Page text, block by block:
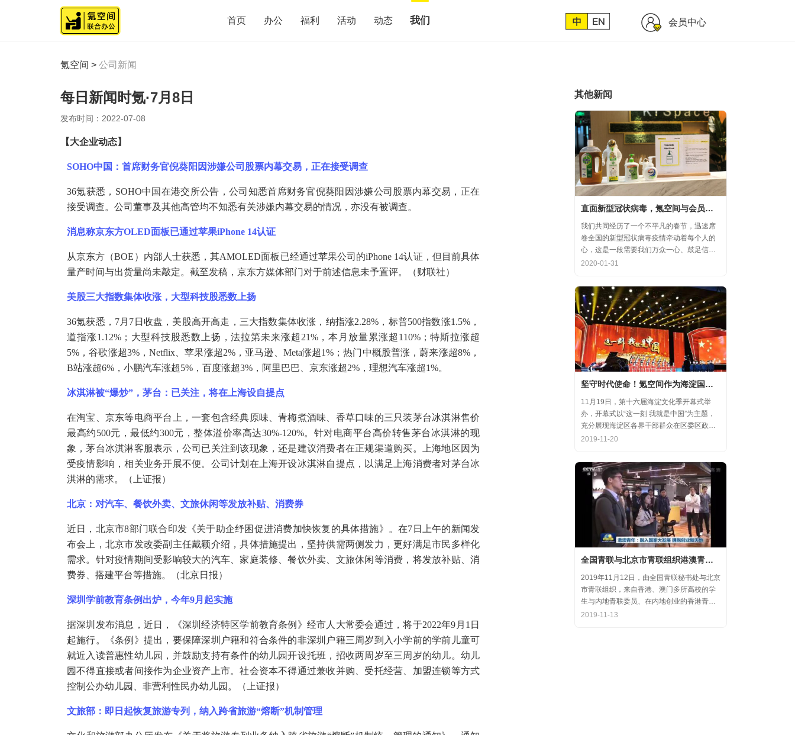
首页 办公 福利 活动 动态 我们 会员中心
氪空间 > 公司新闻
每日新闻时氪·7月8日
发布时间： 2022-07-08
【大企业动态】
SOHO中国：首席财务官倪葵阳因涉嫌公司股票内幕交易，正在接受调查
36氪获悉，SOHO中国在港交所公告，公司知悉首席财务官倪葵阳因涉嫌公司股票内幕交易，正在
接受调查。公司董事及其他高管均不知悉有关涉嫌内幕交易的情况，亦没有被调查。
消息称京东方OLED面板已通过苹果iPhone 14认证
从京东方（BOE）内部人士获悉，其AMOLED面板已经通过苹果公司的iPhone 14认证，但目前具体
量产时间与出货量尚未敲定。截至发稿，京东方媒体部门对于前述信息未予置评。（财联社）
美股三大指数集体收涨，大型科技股悉数上扬
36氪获悉，7月7日收盘，美股高开高走，三大指数集体收涨，纳指涨2.28%，标普500指数涨1.5%，
道指涨1.12%；大型科技股悉数上扬，法拉第未来涨超21%，本月放量累涨超110%；特斯拉涨超
5%，谷歌涨超3%，Netflix、苹果涨超2%，亚马逊、Meta涨超1%；热门中概股普涨，蔚来涨超8%，
B站涨超6%，小鹏汽车涨超5%，百度涨超3%，阿里巴巴、京东涨超2%，理想汽车涨超1%。
冰淇淋被“爆炒”，茅台：已关注，将在上海设自提点
在淘宝、京东等电商平台上，一套包含经典原味、青梅煮酒味、香草口味的三只装茅台冰淇淋售价
最高约500元，最低约300元，整体溢价率高达30%-120%。针对电商平台高价转售茅台冰淇淋的现
象，茅台冰淇淋客服表示，公司已关注到该现象，还是建议消费者在正规渠道购买。上海地区因为
受疫情影响，相关业务开展不便。公司计划在上海开设冰淇淋自提点，以满足上海消费者对茅台冰
淇淋的需求。（上证报）
北京：对汽车、餐饮外卖、文旅休闲等发放补贴、消费券
近日，北京市8部门联合印发《关于助企纾困促进消费加快恢复的具体措施》。在7日上午的新闻发
布会上，北京市发改委副主任戴颖介绍，具体措施提出，坚持供需两侧发力，更好满足市民多样化
需求。针对疫情期间受影响较大的汽车、家庭装修、餐饮外卖、文旅休闲等消费，将发放补贴、消
费券、搭建平台等措施。（北京日报）
深圳学前教育条例出炉，今年9月起实施
据深圳发布消息，近日，《深圳经济特区学前教育条例》经市人大常委会通过，将于2022年9月1日
起施行。《条例》提出，要保障深圳户籍和符合条件的非深圳户籍三周岁到入小学前的学前儿童可
就近入读普惠性幼儿园，并鼓励支持有条件的幼儿园开设托班，招收两周岁至三周岁的幼儿。幼儿
园不得直接或者间接作为企业资产上市。社会资本不得通过兼收并购、受托经营、加盟连锁等方式
控制公办幼儿园、非营利性民办幼儿园。（上证报）
文旅部：即日起恢复旅游专列，纳入跨省旅游“熔断”机制管理
其他新闻
直面新型冠状病毒，氪空间与会员协力共氪疫情
我们共同经历了一个不平凡的春节，迅速席
卷全国的新型冠状病毒疫情牵动着每个人的
心，这是一段需要我们万众一心、鼓足信心
的时期，氪空间希望和优秀的你们在一起，
2020-01-31
坚守时代使命！氪空间作为海淀国庆游园保障先进代表亮相
11月19日，第十六届海淀文化季开幕式举
办，开幕式以“这一刻 我就是中国”为主题，
充分展现海淀区各界干部群众在区委区政府
的坚强领导下，在国庆服务保障工作中表现
的一流精神风貌，以及催人泪下的感人事
迹。
2019-11-20
全国青联与北京市青联组织港澳青年代表参访氪空间
2019年11月12日，由全国青联秘书处与北京
市青联组织，来自香港、澳门多所高校的学
生与内地青联委员、在内地创业的香港青年
代表，围绕“融入国家大发展，拥抱创业新天
2019-11-13